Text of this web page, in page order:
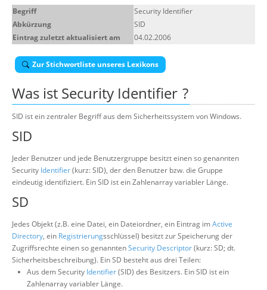
Begriff
Security Identifier
Abkürzung
SID
Eintrag zuletzt aktualisiert am
04.02.2006
Zur Stichwortliste unseres Lexikons
Was ist Security Identifier ?
SID ist ein zentraler Begriff aus dem Sicherheitssystem von Windows.
SID
Jeder Benutzer und jede Benutzergruppe besitzt einen so genannten
Security Identifier(kurz: SID), der den Benutzer bzw. die Gruppe
eindeutig identifiziert. Ein SID ist ein Zahlenarray variabler Länge.
SD
Jedes Objekt (z.B. eine Datei, ein Dateiordner, ein Eintrag imActive
Directory, ein Registrierungsschlüssel) besitzt zur Speicherung der
Zugriffsrechte einen so genanntenSecurity Descriptor(kurz: SD; dt.
Sicherheitsbeschreibung). Ein SD besteht aus drei Teilen:
Aus dem Security Identifier(SID) des Besitzers. Ein SID ist ein
Zahlenarray variabler Länge.